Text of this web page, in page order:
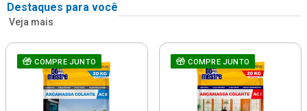
Destaques para você
Veja mais
COMPRE JUNTO COMPRE JUNTO